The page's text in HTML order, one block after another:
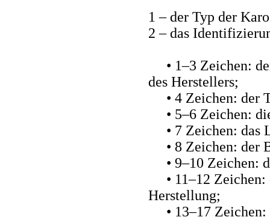
1 – der Typ der
2 – das
• 1–3 Zeichen:
des Herstellers;
• 4 Zeichen: der
• 5–6 Zeichen:
• 7 Zeichen: das
• 8 Zeichen: der
• 9–10 Zeichen:
• 11–12 Zeichen:
Herstellung;
• 13–17 Zeichen: